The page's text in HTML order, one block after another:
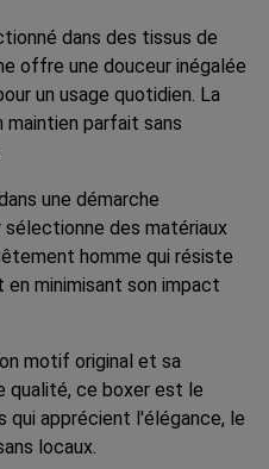
dans des tissus de
offre une douceur inégalée
un usage quotidien. La
maintien parfait sans
une démarche
des matériaux
homme qui résiste
minimisant son impact
motif original et sa
qualité, ce boxer est le
qui apprécient l'élégance, le
locaux.